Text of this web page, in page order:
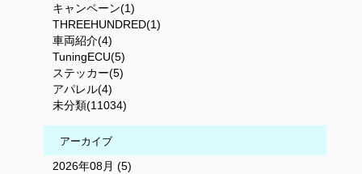
キャンペーン(1)
THREEHUNDRED(1)
車両紹介(4)
TuningECU(5)
ステッカー(5)
アパレル(4)
未分類(11034)
アーカイブ
2026年08月 (5)